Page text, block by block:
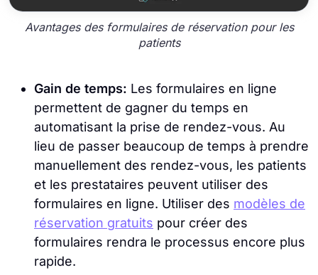
Avantages des formulaires de réservation pour les
patients
Gain de temps: Les formulaires en ligne
permettent de gagner du temps en
automatisant la prise de rendez-vous. Au
lieu de passer beaucoup de temps à prendre
manuellement des rendez-vous, les patients
et les prestataires peuvent utiliser des
formulaires en ligne. Utiliser des modèles de
réservation gratuits pour créer des
formulaires rendra le processus encore plus
rapide.